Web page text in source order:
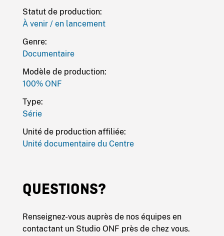
Statut de production:
À venir / en lancement
Genre:
Documentaire
Modèle de production:
100% ONF
Type:
Série
Unité de production affiliée:
Unité documentaire du Centre
QUESTIONS?
Renseignez-vous auprès de nos équipes en
contactant un Studio ONF près de chez vous.